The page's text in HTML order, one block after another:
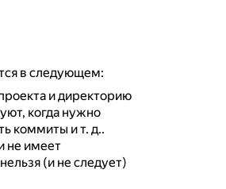
в следующем:
и директорию
когда нужно
коммиты и т. д..
не имеет
(и не следует)